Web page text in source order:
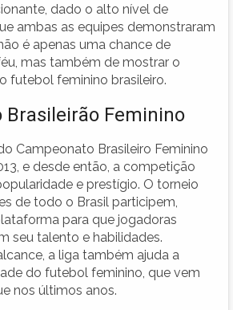
dado o alto nível de
ambas as equipes demonstraram
é apenas uma chance de
mas também de mostrar o
futebol feminino brasileiro.
Brasileirão Feminino
Campeonato Brasileiro Feminino
e desde então, a competição
e prestígio. O torneio
de todo o Brasil participem,
para que jogadoras
seu talento e habilidades.
a liga também ajuda a
do futebol feminino, que vem
nos últimos anos.